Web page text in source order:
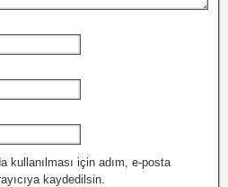
kullanılması için adım, e-posta
kaydedilsin.